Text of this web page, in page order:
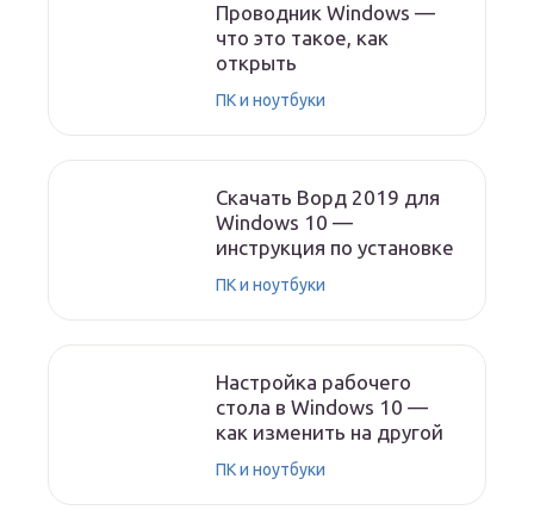
Проводник Windows —
что это такое, как
открыть
ПК и ноутбуки
Скачать Ворд 2019 для
Windows 10 —
инструкция по установке
ПК и ноутбуки
Настройка рабочего
стола в Windows 10 —
как изменить на другой
ПК и ноутбуки